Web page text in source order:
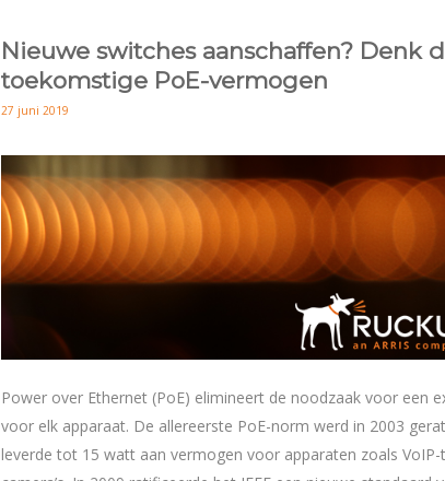
Nieuwe switches aanschaffen? Denk
toekomstige PoE-vermogen
27 juni 2019
Power over Ethernet (PoE) elimineert de noodzaak voor een
voor elk apparaat. De allereerste PoE-norm werd in 2003
leverde tot 15 watt aan vermogen voor apparaten zoals VoIP-